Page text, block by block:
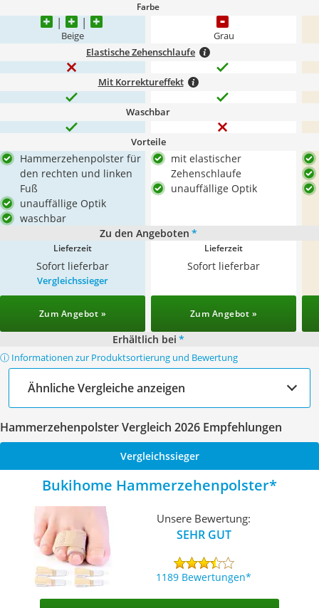
Farbe
Beige Grau
Elastische Zehenschlaufe
Mit Korrektureffekt
Waschbar
Vorteile
Hammerzehenpolster für
den rechten und linken
Fuß
unauffällige Optik
waschbar
mit elastischer
Zehenschlaufe
unauffällige Optik
Zu den Angeboten *
Lieferzeit
Sofort lieferbar
Lieferzeit
Sofort lieferbar
Vergleichssieger
Zum Angebot » Zum Angebot »
Erhältlich bei *
ⓘ Informationen zur Produktsortierung und Bewertung
Ähnliche Vergleiche anzeigen
Hammerzehenpolster Vergleich 2026 Empfehlungen
Vergleichssieger
Bukihome Hammerzehenpolster
Unsere Bewertung:
SEHR GUT
1189 Bewertungen